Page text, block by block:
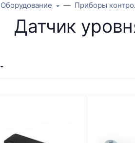
Оборудование Приборы
Датчик